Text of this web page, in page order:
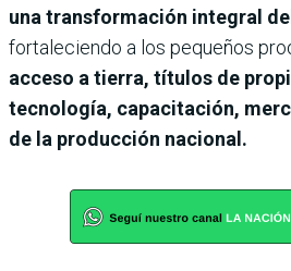
una transformación integral
fortaleciendo a los pequeños
acceso a tierra, títulos de
tecnología, capacitación,
de la producción nacional.